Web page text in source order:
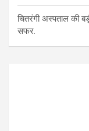
चितरंगी अस्पताल की
सफर.